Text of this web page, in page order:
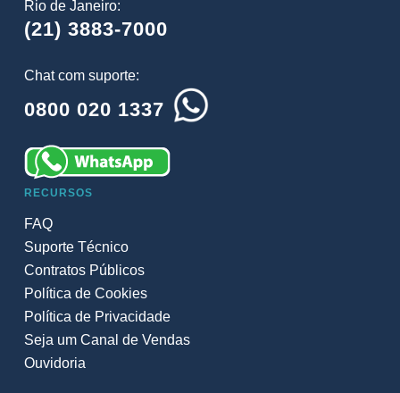
Rio de Janeiro:
(21) 3883-7000
Chat com suporte:
0800 020 1337
RECURSOS
FAQ
Suporte Técnico
Contratos Públicos
Política de Cookies
Política de Privacidade
Seja um Canal de Vendas
Ouvidoria